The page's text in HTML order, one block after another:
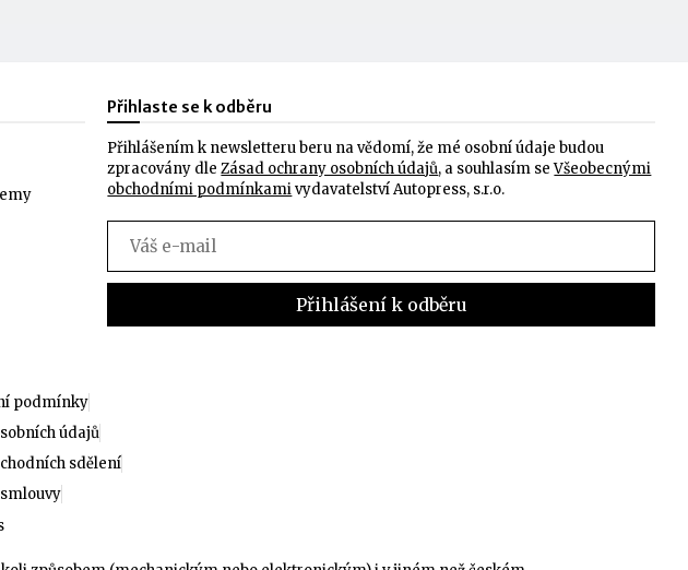
Přihlaste se k odběru
Přihlášením k newsletteru beru na vědomí, že mé osobní údaje budou
zpracovány dleZásad ochrany osobních údajů, a souhlasím seVšeobecnými
obchodními podmínkamivydavatelství Autopress, s.r.o.
podmínky
údajů
sdělení